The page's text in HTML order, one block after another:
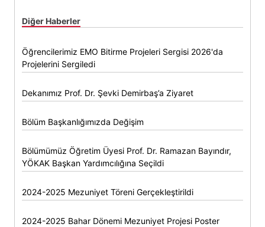
Diğer Haberler
Öğrencilerimiz EMO Bitirme Projeleri Sergisi 2026'da
Projelerini Sergiledi
Dekanımız Prof. Dr. Şevki Demirbaş’a Ziyaret
Bölüm Başkanlığımızda Değişim
Bölümümüz Öğretim Üyesi Prof. Dr. Ramazan Bayındır,
YÖKAK Başkan Yardımcılığına Seçildi
2024-2025 Mezuniyet Töreni Gerçekleştirildi
2024-2025 Bahar Dönemi Mezuniyet Projesi Poster